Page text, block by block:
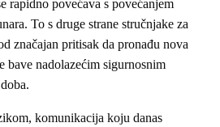
rapidno povećava s povećanjem
To s druge strane stručnjake za
značajan pritisak da pronađu nova
bave nadolazećim sigurnosnim
komunikacija koju danas